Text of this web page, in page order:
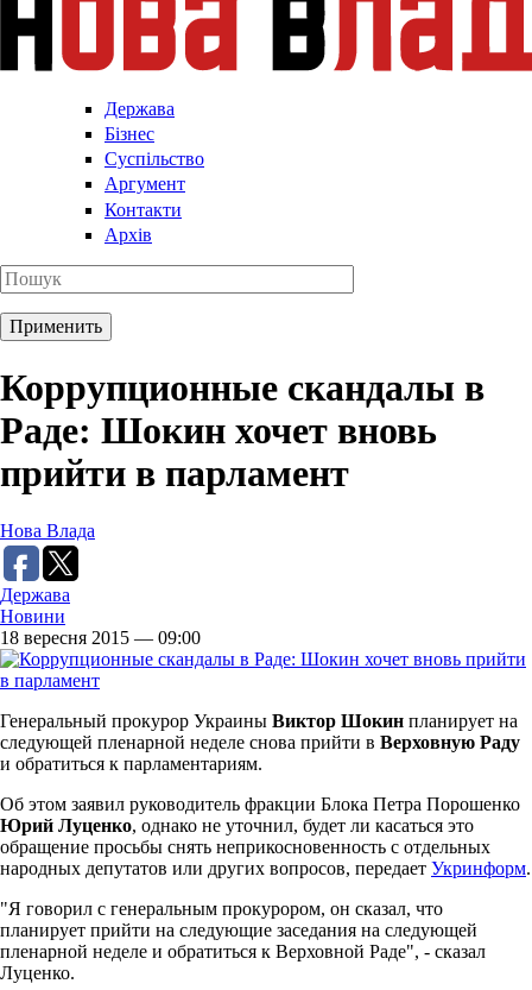
Держава
Бізнес
Суспільство
Аргумент
Контакти
Архів
Коррупционные скандалы в
Раде: Шокин хочет вновь
прийти в парламент
Нова Влада
Держава
Новини
18 вересня 2015 — 09:00
Генеральный прокурор Украины Виктор Шокин планирует на
следующей пленарной неделе снова прийти в Верховную Раду
и обратиться к парламентариям.
Об этом заявил руководитель фракции Блока Петра Порошенко
Юрий Луценко, однако не уточнил, будет ли касаться это
обращение просьбы снять неприкосновенность с отдельных
народных депутатов или других вопросов, передает Укринформ.
"Я говорил с генеральным прокурором, он сказал, что
планирует прийти на следующие заседания на следующей
пленарной неделе и обратиться к Верховной Раде", - сказал
Луценко.